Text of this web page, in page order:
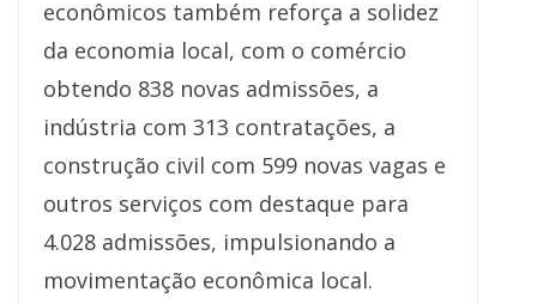
econômicos também reforça a solidez
da economia local, com o comércio
obtendo 838 novas admissões, a
indústria com 313 contratações, a
construção civil com 599 novas vagas e
outros serviços com destaque para
4.028 admissões, impulsionando a
movimentação econômica local.